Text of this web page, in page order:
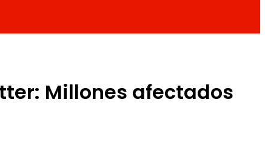
Millones afectados